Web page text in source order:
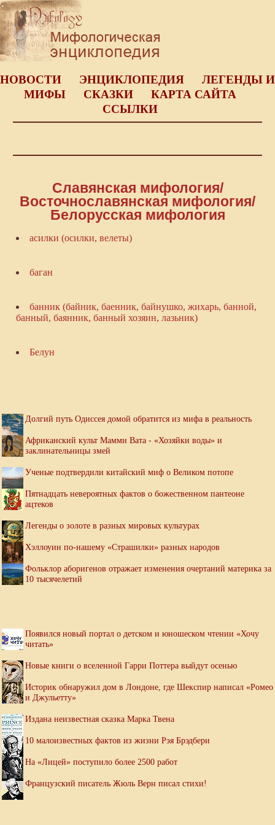
НОВОСТИ ЭНЦИКЛОПЕДИЯ
ЛЕГЕНДЫ И
МИФЫ
СКАЗКИ
КАРТА САЙТА
ССЫЛКИ
Славянская мифология/
Восточнославянская мифология/
Белорусская мифология
асилки (осилки, велеты)
баган
банник (байник, баенник, байнушко, жихарь, банной,
банный, баянник, банный хозяин, лазьник)
Белун
Долгий путь Одиссея домой обратится из мифа в реальность
Африканский культ Мамми Вата - «Хозяйки воды» и
заклинательницы змей
Ученые подтвердили китайский миф о Великом потопе
Пятнадцать невероятных фактов о божественном пантеоне
ацтеков
Легенды о золоте в разных мировых культурах
Хэллоуин по-нашему «Страшилки» разных народов
Фольклор аборигенов отражает изменения очертаний материка за
10 тысячелетий
Появился новый портал о детском и юношеском чтении «Хочу
читать»
Новые книги о вселенной Гарри Поттера выйдут осенью
Историк обнаружил дом в Лондоне, где Шекспир написал «Ромео
и Джульетту»
Издана неизвестная сказка Марка Твена
10 малоизвестных фактов из жизни Рэя Брэдбери
На «Лицей» поступило более 2500 работ
Французский писатель Жюль Верн писал стихи!